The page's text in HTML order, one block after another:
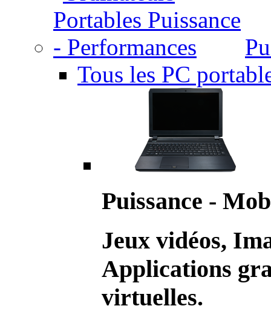
Tous les PC
Puissance -
Jeux vidéos,
Applications
virtuelles.